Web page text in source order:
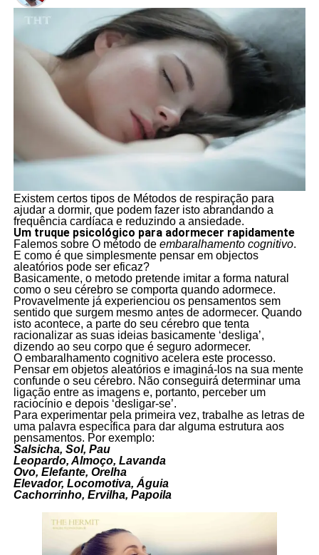
Existem certos tipos de Métodos de respiração para
ajudar a dormir, que podem fazer isto abrandando a
frequência cardíaca e reduzindo a ansiedade.
Um truque psicológico para adormecer rapidamente
Falemos sobre O método de embaralhamento cognitivo.
E como é que simplesmente pensar em objectos
aleatórios pode ser eficaz?
Basicamente, o metodo pretende imitar a forma natural
como o seu cérebro se comporta quando adormece.
Provavelmente já experienciou os pensamentos sem
sentido que surgem mesmo antes de adormecer. Quando
isto acontece, a parte do seu cérebro que tenta
racionalizar as suas ideias basicamente ‘desliga’,
dizendo ao seu corpo que é seguro adormecer.
O embaralhamento cognitivo acelera este processo.
Pensar em objetos aleatórios e imaginá-los na sua mente
confunde o seu cérebro. Não conseguirá determinar uma
ligação entre as imagens e, portanto, perceber um
raciocínio e depois ‘desligar-se’.
Para experimentar pela primeira vez, trabalhe as letras de
uma palavra específica para dar alguma estrutura aos
pensamentos. Por exemplo:
Salsicha, Sol, Pau
Leopardo, Almoço, Lavanda
Ovo, Elefante, Orelha
Elevador, Locomotiva, Águia
Cachorrinho, Ervilha, Papoila